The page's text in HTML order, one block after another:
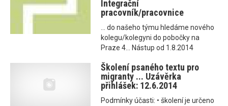
Integrační
pracovník/pracovnice
... do našeho týmu hledáme nového
kolegu/kolegyni do pobočky na
Praze 4... Nástup od 1.8.2014
Školení psaného textu pro
migranty ... Uzávěrka
přihlášek: 12.6.2014
Podmínky účasti: • školení je určeno